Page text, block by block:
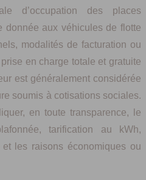
d’occupation des places
donnée aux véhicules de flotte
modalités de facturation ou
en charge totale et gratuite
est généralement considérée
soumis à cotisations sociales.
en toute transparence, le
tarification au kWh,
les raisons économiques ou